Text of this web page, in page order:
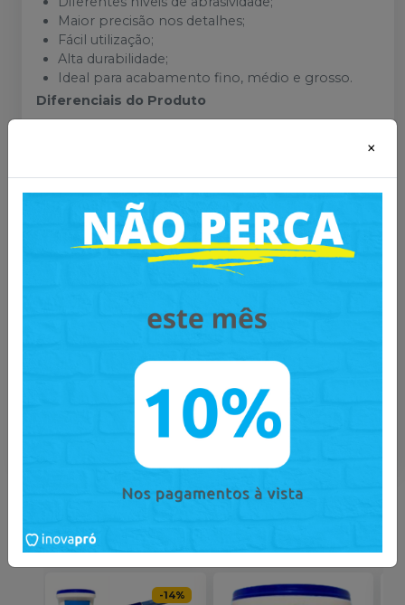
Maior precisão nos detalhes;
Fácil utilização;
Alta durabilidade;
Ideal para acabamento fino, médio e grosso.
Diferenciais do Produto
Ideal para uso profissional odontológico.
Por que utilizar anéis de lixa odontológicos?
Os anéis de lixa são essenciais para proporcionar
acabamento preciso, melhor adaptação e
Mais informações sobre o produto
desses
-14%
×